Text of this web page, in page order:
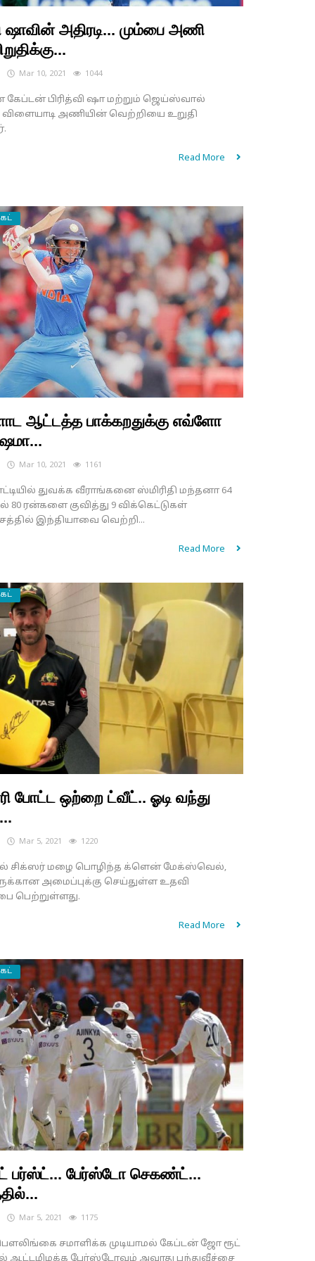
ஷாவின் அதிரடி... மும்பை அணி
Mar 10, 2021 1044
கேப்டன் பிரித்வி ஷா மற்றும் ஜெய்ஸ்வால்
விளையாடி அணியின் வெற்றியை உறுதி
Read More
ஆட்டத்த பாக்கறதுக்கு எவ்ளோ
Mar 10, 2021 1161
துவக்க வீராங்கனை ஸ்மிரிதி மந்தனா 64
80 ரன்களை குவித்து 9 விக்கெட்டுகள்
இந்தியாவை வெற்றி...
Read More
போட்ட ஒற்றை ட்வீட்.. ஓடி வந்து
Mar 5, 2021 1220
சிக்ஸர் மழை பொழிந்த க்ளென் மேக்ஸ்வெல்,
அமைப்புக்கு செய்துள்ள உதவி
பெற்றுள்ளது.
Read More
பர்ஸ்ட்... பேர்ஸ்டோ செகண்ட்...
Mar 5, 2021 1175
சமாளிக்க முடியாமல் கேப்டன் ஜோ ரூட்